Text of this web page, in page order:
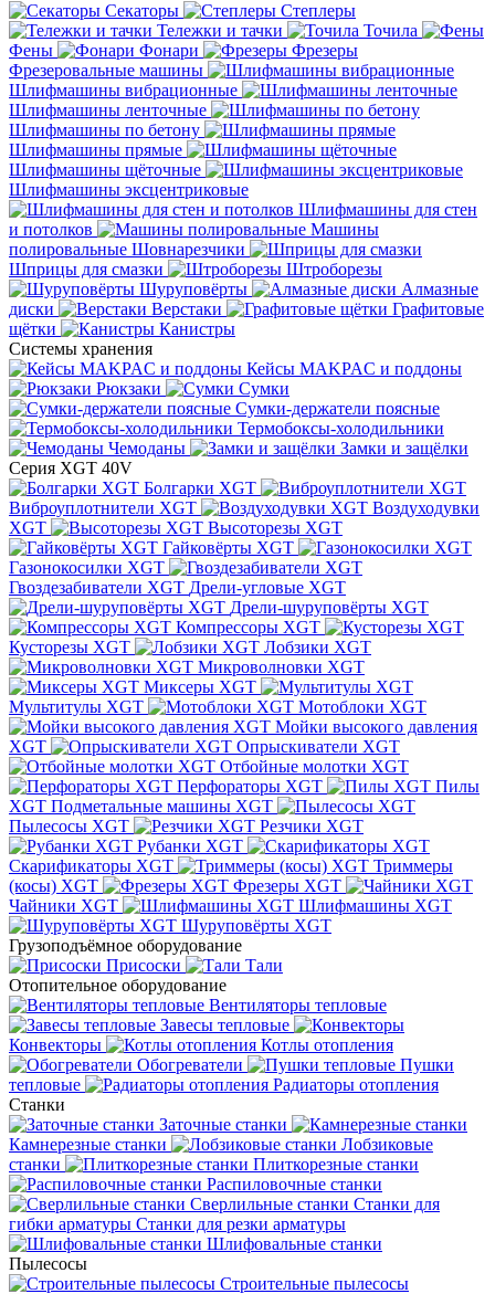
Секаторы
Степлеры
Тележки и тачки
Точила
Фены
Фонари
Фрезеры
Фрезеровальные машины
Шлифмашины вибрационные
Шлифмашины ленточные
Шлифмашины по бетону
Шлифмашины прямые
Шлифмашины щёточные
Шлифмашины эксцентриковые
Шлифмашины для стен
и потолков
Машины
полировальные Шовнарезчики
Шприцы для смазки
Штроборезы
Шуруповёрты
Алмазные
диски
Верстаки
Графитовые
щётки
Канистры
Системы хранения
Кейсы MAKPAC и поддоны
Рюкзаки
Сумки
Сумки-держатели поясные
Термобоксы-холодильники
Чемоданы
Замки и защёлки
Серия XGT 40V
Болгарки XGT
Виброуплотнители XGT
Воздуходувки
XGT
Высоторезы XGT
Гайковёрты XGT
Газонокосилки XGT
Гвоздезабиватели XGT Дрели-угловые XGT
Дрели-шуруповёрты XGT
Компрессоры XGT
Кусторезы XGT
Лобзики XGT
Микроволновки XGT
Миксеры XGT
Мультитулы XGT
Мотоблоки XGT
Мойки высокого давления
XGT
Опрыскиватели XGT
Отбойные молотки XGT
Перфораторы XGT
Пилы
XGT Подметальные машины XGT
Пылесосы XGT
Резчики XGT
Рубанки XGT
Скарификаторы XGT
Триммеры
(косы) XGT
Фрезеры XGT
Чайники XGT
Шлифмашины XGT
Шуруповёрты XGT
Грузоподъёмное оборудование
Присоски
Тали
Отопительное оборудование
Вентиляторы тепловые
Завесы тепловые
Конвекторы
Котлы отопления
Обогреватели
Пушки
тепловые
Радиаторы отопления
Станки
Заточные станки
Камнерезные станки
Лобзиковые
станки
Плиткорезные станки
Распиловочные станки
Сверлильные станки Станки для
гибки арматуры Станки для резки арматуры
Шлифовальные станки
Пылесосы
Строительные пылесосы